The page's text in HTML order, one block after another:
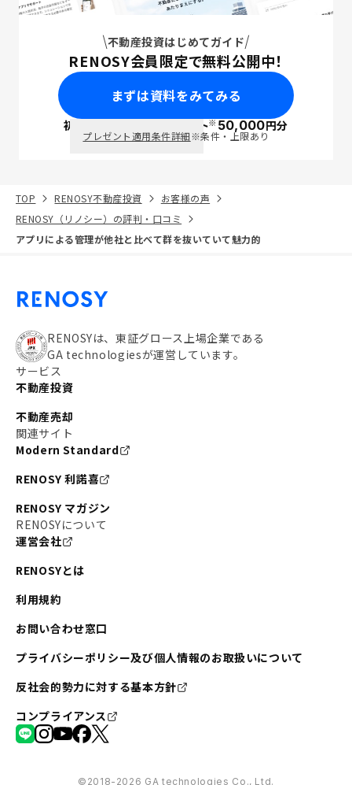
不動産投資はじめてガイド
RENOSY会員限定で無料公開中！
まずは資料をみてみる
初回面談で ポイント※50,000円分
プレゼント適用条件詳細※条件・上限あり
TOP RENOSY不動産投資
お客様の声
RENOSY（リノシー）の評判・口コミ
アプリによる管理が他社と比べて群を抜いていて魅力的
RENOSYは、東証グロース上場企業である
GA technologiesが運営しています。
サービス
不動産投資
不動産売却
関連サイト
Modern Standard
RENOSY 利諾喜
RENOSY マガジン
RENOSYについて
運営会社
RENOSYとは
利用規約
お問い合わせ窓口
プライバシーポリシー及び個人情報のお取扱いについて
反社会的勢力に対する基本方針
コンプライアンス
©︎2018-2026 GA technologies Co., Ltd.